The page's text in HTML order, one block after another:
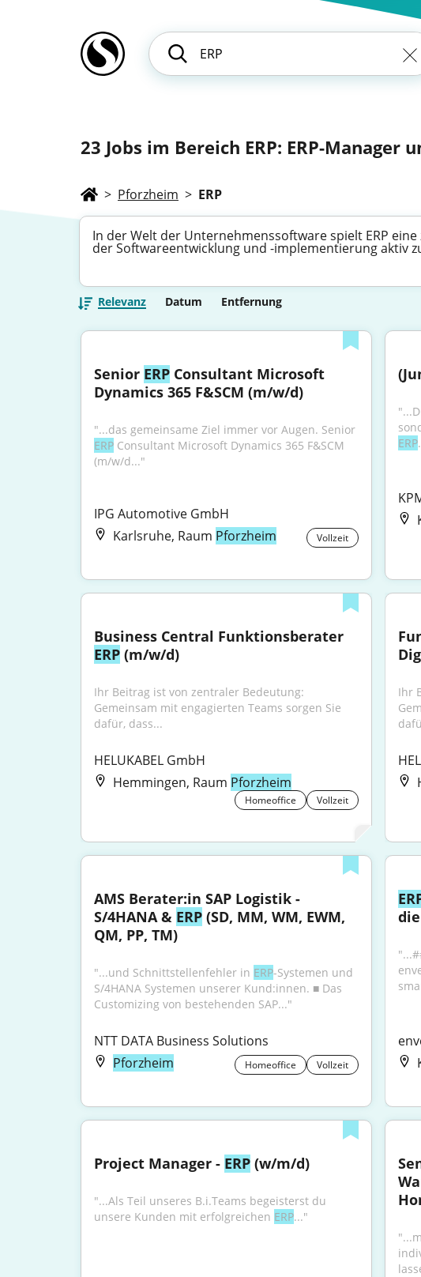
23 Jobs im Bereich ERP: ERP-Manager
> Pforzheim > ERP
In der Welt der Unternehmenssoftware spielt ERP
der Softwareentwicklung und -implementierung aktiv
Relevanz Datum Entfernung
Senior ERP Consultant Microsoft
Dynamics 365 F&SCM (m/w/d)
ERP Consultant Microsoft Dynamics 365 F&SCM
(m/w/d..."
IPG Automotive GmbH
Karlsruhe, Raum Pforzheim Vollzeit
ERP
ERP (m/w/d)
Ihr Beitrag ist von zentraler Bedeutung:
Gemeinsam mit engagierten Teams sorgen Sie
dafür, dass...
HELUKABEL GmbH
Hemmingen, Raum Pforzheim
Homeoffice Vollzeit
Ihr
AMS Berater:in SAP Logistik -
S/4HANA & ERP (SD, MM, WM, EWM,
QM, PP, TM)
"...und Schnittstellenfehler in ERP-Systemen und
S/4HANA Systemen unserer Kund:innen. ■ Das
Customizing von bestehenden SAP..."
NTT DATA Business Solutions
Pforzheim
Homeoffice Vollzeit
Project Manager - ERP (w/m/d)
"...Als Teil unseres B.i.Teams begeisterst du
unsere Kunden mit erfolgreichen ERP..."